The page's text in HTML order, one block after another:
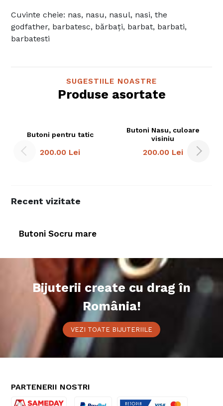
Cuvinte cheie: nas, nasu, nasul, nasi, the
godfather, barbatesc, bărbați, barbat, barbati,
barbatesti
SUGESTIILE NOASTRE
Produse asortate
Butoni pentru tatic
200.00 Lei
Butoni Nasu, culoare
visiniu
200.00 Lei
Recent vizitate
Butoni Socru mare
Bijuterii create cu drag în
România!
VEZI TOATE BIJUTERIILE
PARTENERII NOSTRI